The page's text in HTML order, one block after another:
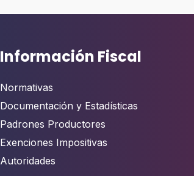
Información Fiscal
Normativas
Documentación y Estadísticas
Padrones Productores
Exenciones Impositivas
Autoridades